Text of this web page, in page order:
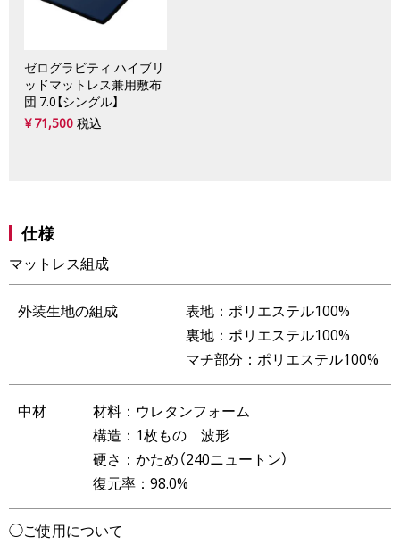
ゼログラビティ ハイブリ
ッドマットレス兼用敷布
団 7.0【シングル】
¥ 71,500 税込
仕様
マットレス組成
外装生地の組成
表地：ポリエステル100%
裏地：ポリエステル100%
マチ部分：ポリエステル100%
中材
材料：ウレタンフォーム
構造：1枚もの 波形
硬さ：かため（240ニュートン）
復元率：98.0%
◯ご使用について